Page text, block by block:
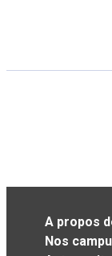
A propos
Nos